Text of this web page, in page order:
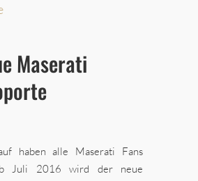
Maserati
haben alle Maserati Fans
Juli 2016 wird der neue